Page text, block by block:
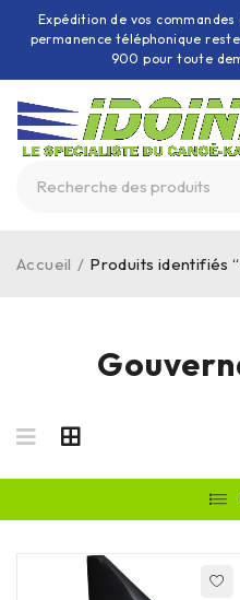
Expédition de vos
permanence téléphonique
900 pour toute
Accueil / Produits identifiés